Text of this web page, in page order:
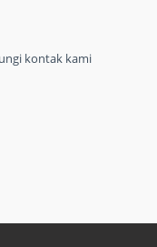
kontak kami